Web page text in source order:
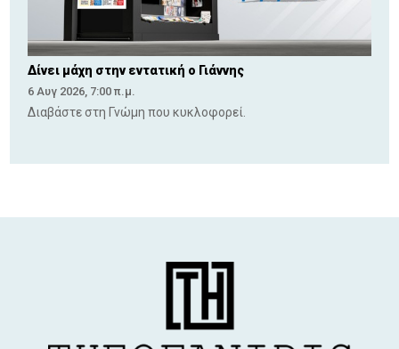
Δίνει μάχη στην εντατική ο Γιάννης
6 Αυγ 2026, 7:00 π.μ.
Διαβάστε στη Γνώμη που κυκλοφορεί.